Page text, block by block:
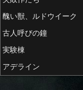
醜い獣、ルドウイーク
古人呼びの鐘
実験棟
アデライン